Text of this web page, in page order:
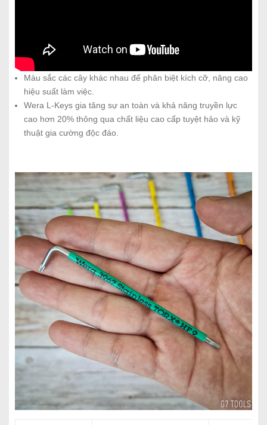
Màu sắc các cây khác nhau để phân biệt kích cỡ, nâng cao
hiệu suất làm việc.
Wera L-Keys gia tăng sự an toàn và khả năng truyền lực
cao hơn 20% thông qua chất liệu cao cấp tuyệt hảo và kỹ
thuật gia cường độc đáo.